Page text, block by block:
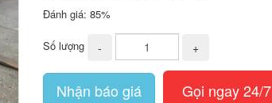
Đánh giá: 85%
Số lượng - +
Nhận báo giá Gọi ngay 24/7